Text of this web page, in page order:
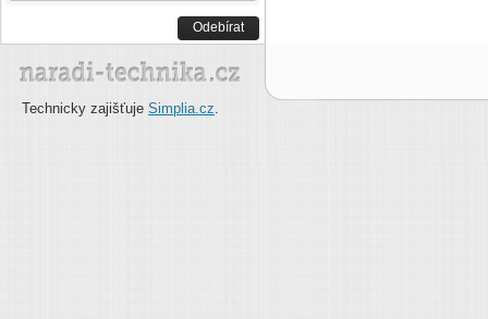
Odebírat
Technicky zajišťuje Simplia.cz.